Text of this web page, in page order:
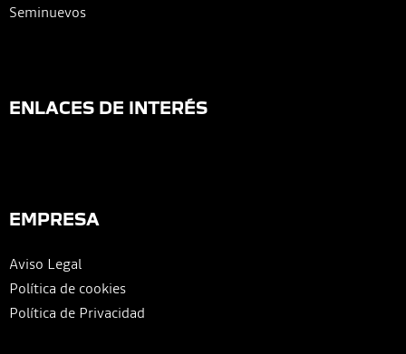
Seminuevos
ENLACES DE INTERÉS
EMPRESA
Aviso Legal
Política de cookies
Política de Privacidad